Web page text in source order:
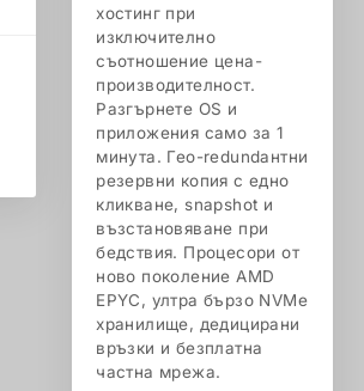
хостинг при
изключително
съотношение цена-
производителност.
Разгърнете OS и
приложения само за 1
минута. Гео-redundантни
резервни копия с едно
кликване, snapshot и
възстановяване при
бедствия. Процесори от
ново поколение AMD
EPYC, ултра бързо NVMe
хранилище, дедицирани
връзки и безплатна
частна мрежа.